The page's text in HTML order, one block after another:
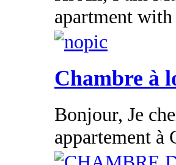
apartment
Chambre à
Bonjour, Je
appartement à